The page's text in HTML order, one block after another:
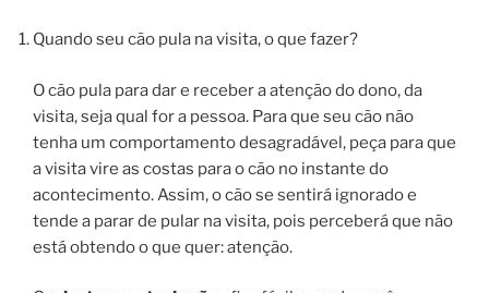
Quando seu cão pula na visita, o que fazer?
O cão pula para dar e receber a atenção do dono, da
visita, seja qual for a pessoa. Para que seu cão não
tenha um comportamento desagradável, peça para que
a visita vire as costas para o cão no instante do
acontecimento. Assim, o cão se sentirá ignorado e
tende a parar de pular na visita, pois perceberá que não
está obtendo o que quer: atenção.